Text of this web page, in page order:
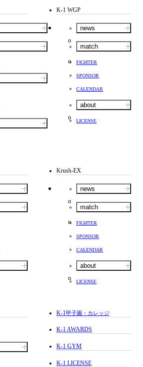
K-1 WGP
news
match
FIGHTER
SPONSOR
CALENDAR
about
LICENSE
Krush-EX
news
match
FIGHTER
SPONSOR
CALENDAR
about
LICENSE
K-1甲子園・カレッジ
K-1 AWARDS
K-1 GYM
K-1 LICENSE